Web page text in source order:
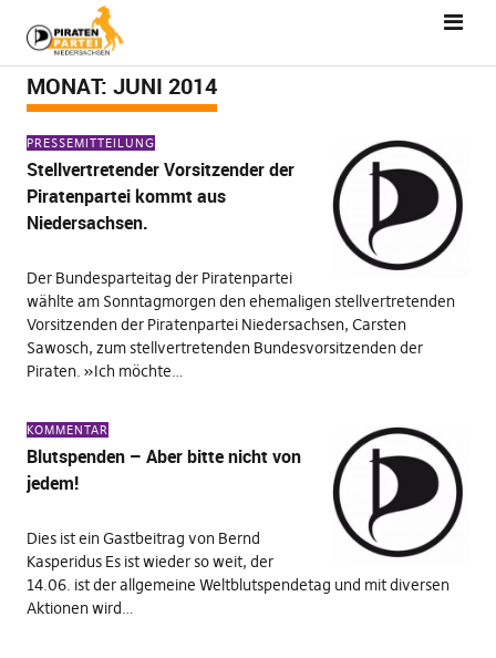
MONAT: JUNI 2014
PRESSEMITTEILUNG
Stellvertretender Vorsitzender der
Piratenpartei kommt aus
Niedersachsen.
Der Bundesparteitag der Piratenpartei
wählte am Sonntagmorgen den ehemaligen stellvertretenden
Vorsitzenden der Piratenpartei Niedersachsen, Carsten
Sawosch, zum stellvertretenden Bundesvorsitzenden der
Piraten. »Ich möchte…
KOMMENTAR
Blutspenden – Aber bitte nicht von
jedem!
Dies ist ein Gastbeitrag von Bernd
Kasperidus Es ist wieder so weit, der
14.06. ist der allgemeine Weltblutspendetag und mit diversen
Aktionen wird…